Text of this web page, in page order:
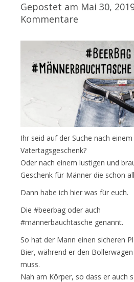
Gepostet am Mai 30,
Kommentare
Ihr seid auf der Suche nach
Vatertagsgeschenk?
Oder nach einem lustigen und
Geschenk für Männer die schon
Dann habe ich hier was für euch.
Die #beerbag oder auch
#männerbauchtasche genannt.
So hat der Mann einen sicheren
Bier, während er den
muss.
Nah am Körper, so dass er auch